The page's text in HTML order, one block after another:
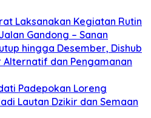
Laksanakan Kegiatan Rutin
Gandong – Sanan
hingga Desember, Dishub
Alternatif dan Pengamanan
Padepokan Loreng
Lautan Dzikir dan Semaan